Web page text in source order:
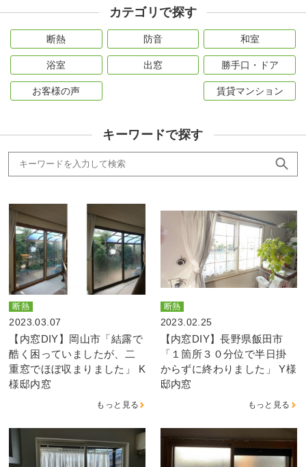
カテゴリで探す
断熱 防音 和室
浴室 出窓 勝手口・ドア
お客様の声 賃貸マンション
キーワードで探す
断熱
2023.03.07
【内窓DIY】岡山市「結露で
酷く困っていましたが、二
重窓でほぼ収まりました」 K
様邸内窓
もっと見る
断熱
2023.02.25
【内窓DIY】長野県飯田市
「１箇所３０分位で半日掛
からずに終わりました」 Y様
邸内窓
もっと見る